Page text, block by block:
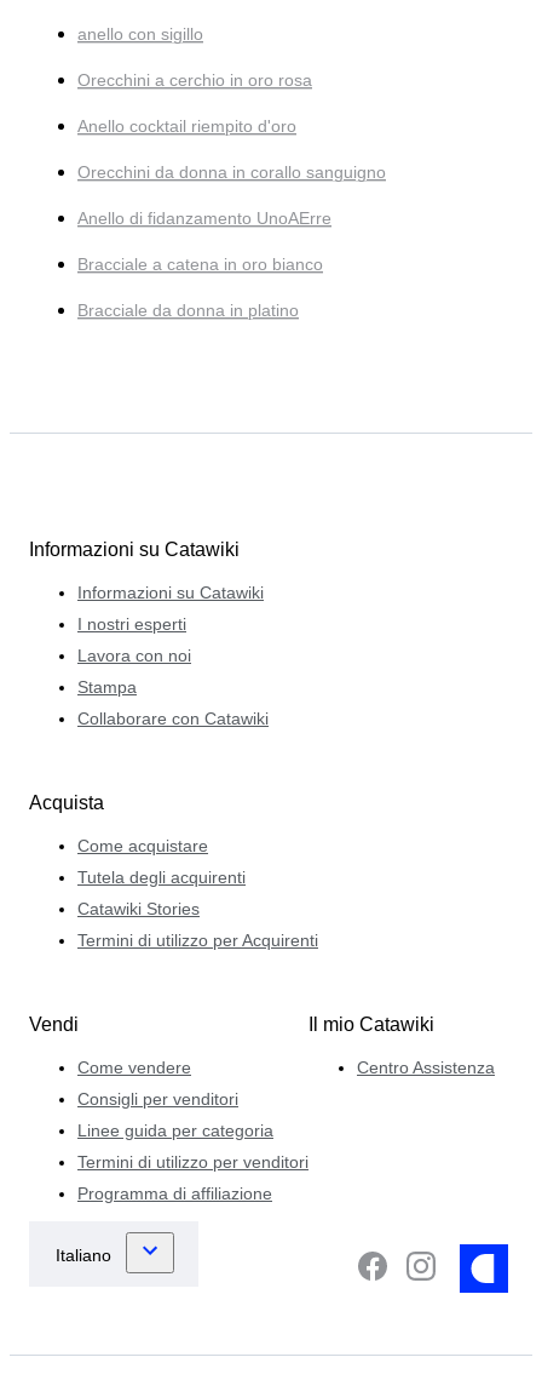
anello con sigillo
Orecchini a cerchio in oro rosa
Anello cocktail riempito d'oro
Orecchini da donna in corallo sanguigno
Anello di fidanzamento UnoAErre
Bracciale a catena in oro bianco
Bracciale da donna in platino
Informazioni su Catawiki
Informazioni su Catawiki
I nostri esperti
Lavora con noi
Stampa
Collaborare con Catawiki
Acquista
Come acquistare
Tutela degli acquirenti
Catawiki Stories
Termini di utilizzo per Acquirenti
Vendi
Come vendere
Consigli per venditori
Linee guida per categoria
Termini di utilizzo per venditori
Programma di affiliazione
Il mio Catawiki
Centro Assistenza